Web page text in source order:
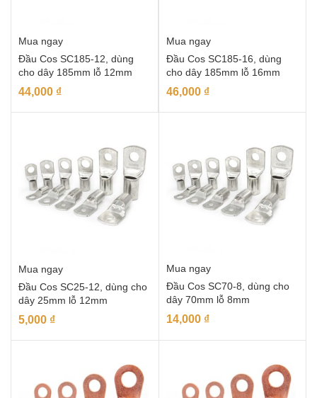
Mua ngay
Đầu Cos SC185-12, dùng
cho dây 185mm lỗ 12mm
44,000 ₫
Mua ngay
Đầu Cos SC185-16, dùng
cho dây 185mm lỗ 16mm
46,000 ₫
Mua ngay
Đầu Cos SC25-12, dùng cho
dây 25mm lỗ 12mm
5,000 ₫
Mua ngay
Đầu Cos SC70-8, dùng cho
dây 70mm lỗ 8mm
14,000 ₫